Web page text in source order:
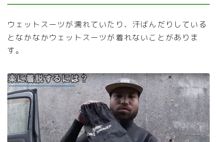
ウェットスーツが濡れていたり、汗ばんだりしている
となかなかウェットスーツが着れないことがありま
す。